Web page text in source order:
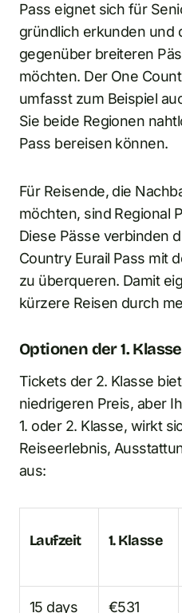
Pass eignet sich für
gründlich erkunden und
gegenüber breiteren
möchten. Der One
umfasst zum Beispiel
Sie beide Regionen
Pass bereisen können.
Für Reisende, die
möchten, sind Regional
Diese Pässe verbinden
Country Eurail Pass mit
zu überqueren. Damit
kürzere Reisen durch
Optionen der 1.
Tickets der 2. Klasse
niedrigeren Preis, aber
1. oder 2. Klasse, wirkt
Reiseerlebnis,
aus:
Laufzeit 1. Klasse
15 days €531